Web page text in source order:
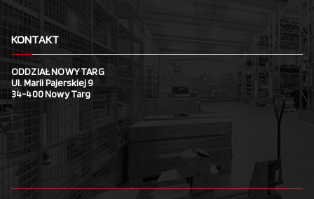
KONTAKT
ODDZIAŁ NOWY TARG
Ul. Marii Pajerskiej 9
34-400 Nowy Targ